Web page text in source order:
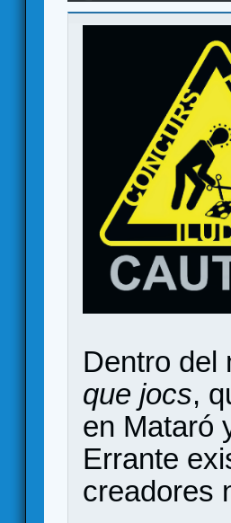
Dentro del
que jocs,
en Mataró
Errante
creadores